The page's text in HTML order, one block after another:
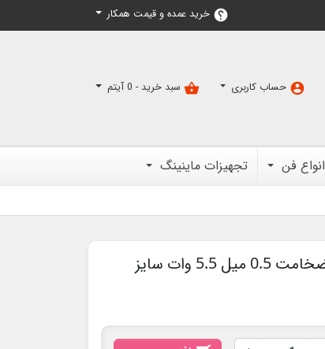
help خرید عمده و قیمت همکار
account_circle حساب کاربری shopping_basket سبد خرید - 0 آیتم
انواع فن تجهیزات ماینینگ
پد سیلیکون حرارتی حرفه ای ضخامت 0.5 میل 5.5 وات سایز